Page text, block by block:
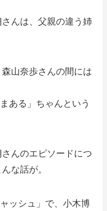
んは、父親の違う姉
山奈歩さんの間には
ある」ちゃんという
んのエピソードにつ
な話が。
ッシュ」で、小木博